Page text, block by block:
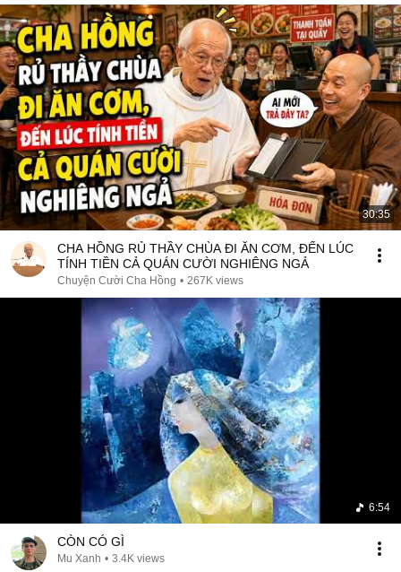
30:35
CHA HỒNG RỦ THẦY CHÙA ĐI ĂN CƠM, ĐẾN LÚC
TÍNH TIỀN CẢ QUÁN CƯỜI NGHIÊNG NGẢ
Chuyện Cười Cha Hồng • 267K views
6:54
CÒN CÓ GÌ
Mu Xanh • 3.4K views